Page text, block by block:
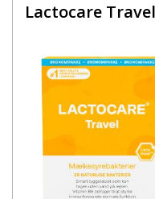
Lactocare